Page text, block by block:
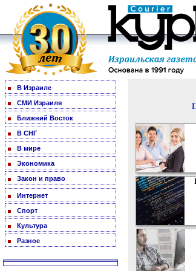
В Израиле
СМИ Израиля
Ближний Восток
В СНГ
В мире
Экономика
Закон и право
Интернет
Спорт
Культура
Разное